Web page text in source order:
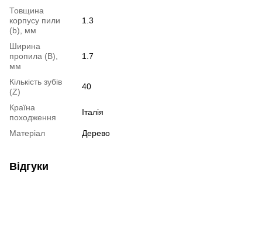
Товщина
корпусу пили
(b), мм
1.3
Ширина
пропила (B),
мм
1.7
Кількість зубів
(Z)
40
Країна
походження
Італія
Матеріал Дерево
Відгуки